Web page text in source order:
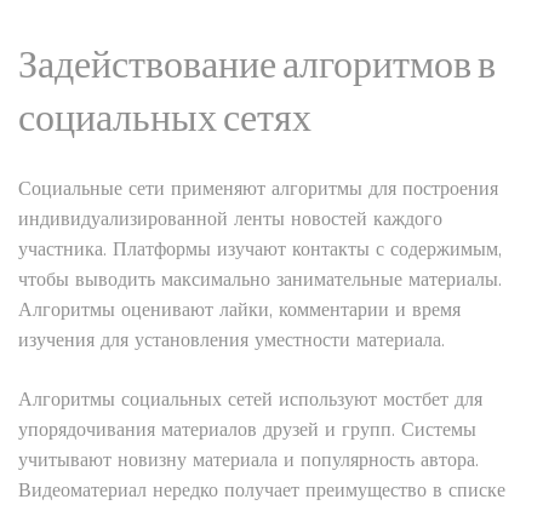
Задействование алгоритмов в
социальных сетях
Социальные сети применяют алгоритмы для построения
индивидуализированной ленты новостей каждого
участника. Платформы изучают контакты с содержимым,
чтобы выводить максимально занимательные материалы.
Алгоритмы оценивают лайки, комментарии и время
изучения для установления уместности материала.
Алгоритмы социальных сетей используют мостбет для
упорядочивания материалов друзей и групп. Системы
учитывают новизну материала и популярность автора.
Видеоматериал нередко получает преимущество в списке